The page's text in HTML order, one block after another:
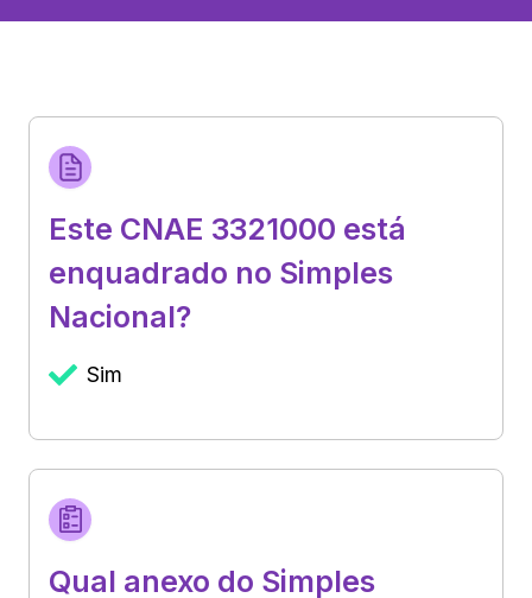
Este CNAE 3321000 está
enquadrado no Simples
Nacional?
Sim
Qual anexo do Simples